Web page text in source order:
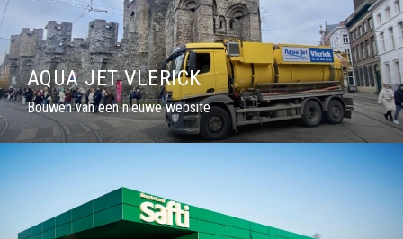
AQUA JET VLERICK
Bouwen van een nieuwe website